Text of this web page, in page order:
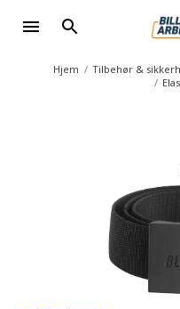
Hjem Tilbehør &